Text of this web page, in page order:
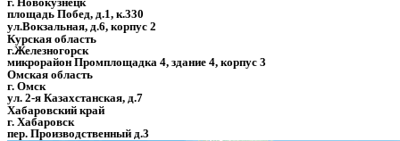
площадь Побед, д.1, к.330
ул.Вокзальная, д.6, корпус 2
Курская область
г.Железногорск
микрорайон Промплощадка 4, здание 4, корпус 3
Омская область
г. Омск
ул. 2-я Казахстанская, д.7
Хабаровский край
г. Хабаровск
пер. Производственный д.3